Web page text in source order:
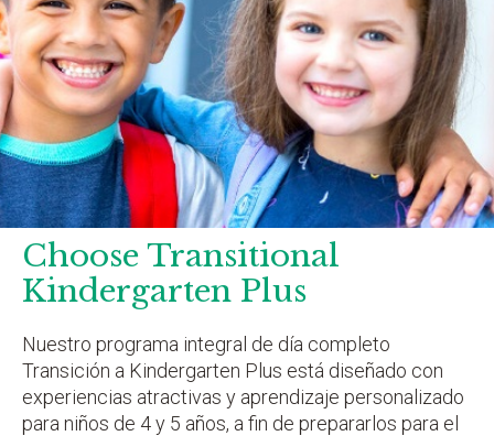
Choose Transitional
Kindergarten Plus
Nuestro programa integral de día completo
Transición a Kindergarten Plus está diseñado con
experiencias atractivas y aprendizaje personalizado
para niños de 4 y 5 años, a fin de prepararlos para el